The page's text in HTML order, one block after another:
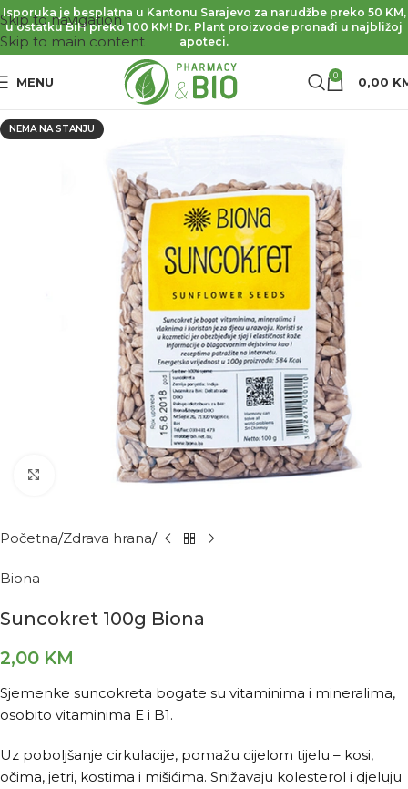
Skip to navigation
Skip to main content
Isporuka je besplatna u Kantonu Sarajevo za narudžbe preko 50 KM,
u ostatku BiH preko 100 KM! Dr. Plant proizvode pronađi u najbližoj
apoteci.
MENU 0 0,00
NEMA NA STANJU
Kliknite za povećanje
Početna Zdrava hrana
Biona
Suncokret 100g Biona
2,00 KM
Sjemenke suncokreta bogate su vitaminima i mineralima,
osobito vitaminima E i B1.
Uz poboljšanje cirkulacije, pomažu cijelom tijelu – kosi,
očima, jetri, kostima i mišićima. Snižavaju kolesterol i djeluju